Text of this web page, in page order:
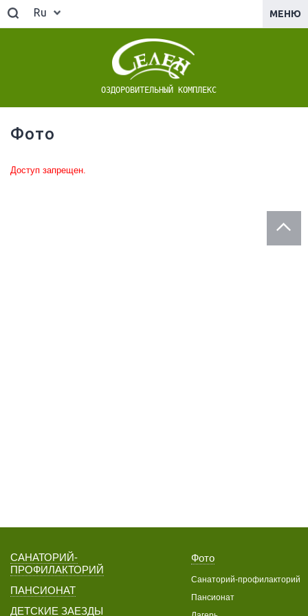
Ru МЕНЮ
ОЗДОРОВИТЕЛЬНЫЙ КОМПЛЕКС
Фото
Доступ запрещен.
САНАТОРИЙ-
ПРОФИЛАКТОРИЙ
ПАНСИОНАТ
ДЕТСКИЕ ЗАЕЗДЫ
Фото
Санаторий-профилакторий
Пансионат